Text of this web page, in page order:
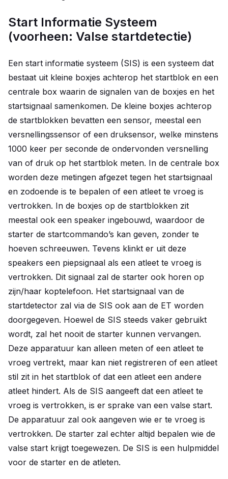
Start Informatie Systeem
(voorheen: Valse startdetectie)
Een start informatie systeem (SIS) is een systeem dat
bestaat uit kleine boxjes achterop het startblok en een
centrale box waarin de signalen van de boxjes en het
startsignaal samenkomen. De kleine boxjes achterop
de startblokken bevatten een sensor, meestal een
versnellingssensor of een druksensor, welke minstens
1000 keer per seconde de ondervonden versnelling
van of druk op het startblok meten. In de centrale box
worden deze metingen afgezet tegen het startsignaal
en zodoende is te bepalen of een atleet te vroeg is
vertrokken. In de boxjes op de startblokken zit
meestal ook een speaker ingebouwd, waardoor de
starter de startcommando’s kan geven, zonder te
hoeven schreeuwen. Tevens klinkt er uit deze
speakers een piepsignaal als een atleet te vroeg is
vertrokken. Dit signaal zal de starter ook horen op
zijn/haar koptelefoon. Het startsignaal van de
startdetector zal via de SIS ook aan de ET worden
doorgegeven. Hoewel de SIS steeds vaker gebruikt
wordt, zal het nooit de starter kunnen vervangen.
Deze apparatuur kan alleen meten of een atleet te
vroeg vertrekt, maar kan niet registreren of een atleet
stil zit in het startblok of dat een atleet een andere
atleet hindert. Als de SIS aangeeft dat een atleet te
vroeg is vertrokken, is er sprake van een valse start.
De apparatuur zal ook aangeven wie er te vroeg is
vertrokken. De starter zal echter altijd bepalen wie de
valse start krijgt toegewezen. De SIS is een hulpmiddel
voor de starter en de atleten.